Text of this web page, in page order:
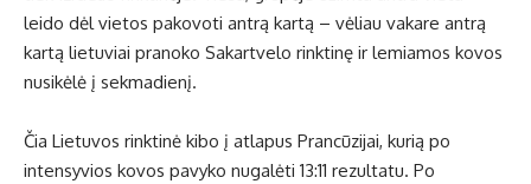
leido dėl vietos pakovoti antrą kartą – vėliau vakare antrą
kartą lietuviai pranoko Sakartvelo rinktinę ir lemiamos kovos
nusikėlė į sekmadienį.
Čia Lietuvos rinktinė kibo į atlapus Prancūzijai, kurią po
intensyvios kovos pavyko nugalėti 13:11 rezultatu. Po